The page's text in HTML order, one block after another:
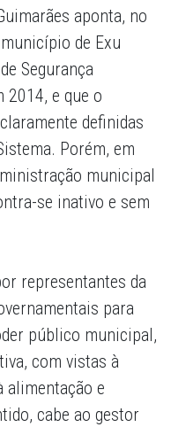
aponta, no
de Exu
Segurança
e que o
definidas
Porém, em
municipal
se inativo e sem
representantes da
para
público municipal,
com vistas à
alimentação e
cabe ao gestor